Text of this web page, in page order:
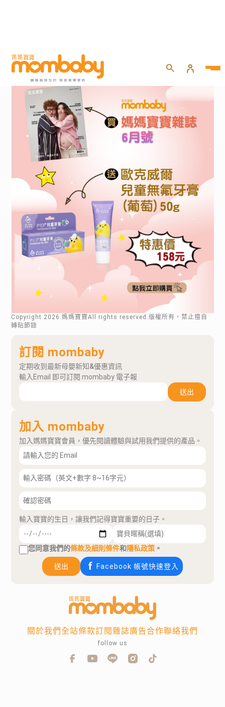
Copyright 2026 .媽媽寶寶All rights reserved.版權所有，禁止擅自
轉貼節錄
訂閱 mombaby
定期收到最新母嬰新知&優惠資訊
輸入Email 即可訂閱 mombaby 電子報
送出
加入 mombaby
加入媽媽寶寶會員，優先閱讀體驗與試用我們提供的產品。
輸入寶寶的生日，讓我們記得寶寶重要的日子。
您同意我們的條款及細則條件和隱私政策 。
送出 Facebook 帳號快速登入
關於我們全站條款訂閱雜誌廣告合作聯絡我們
follow us